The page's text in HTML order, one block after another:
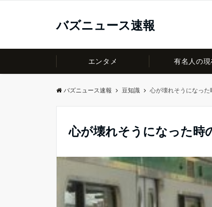
バズニュース速報
エンタメ 有名人の現
バズニュース速報 豆知識 心が壊れそうになっ
心が壊れそうになった